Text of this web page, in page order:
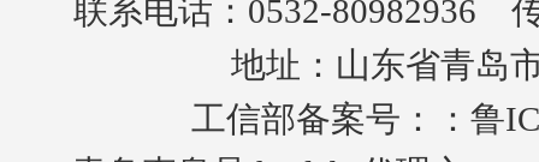
联系电话：0532-80982936
地址：山东省青岛
工信部备案号：： 鲁